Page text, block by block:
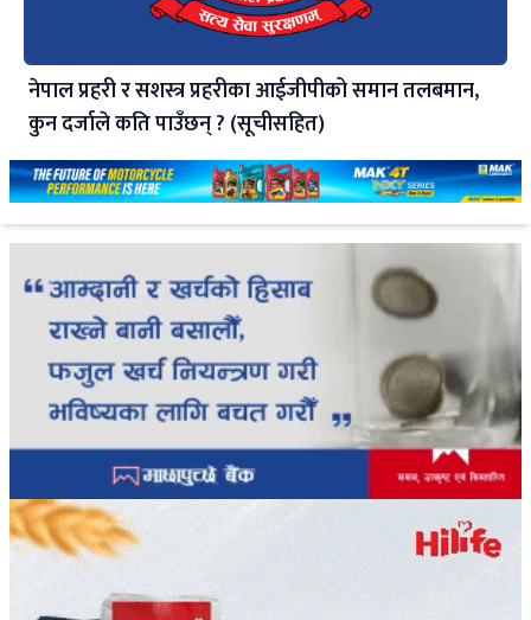
नेपाल प्रहरी र सशस्त्र प्रहरीका आईजीपीको समान तलबमान,
कुन दर्जाले कति पाउँछन् ? (सूचीसहित)